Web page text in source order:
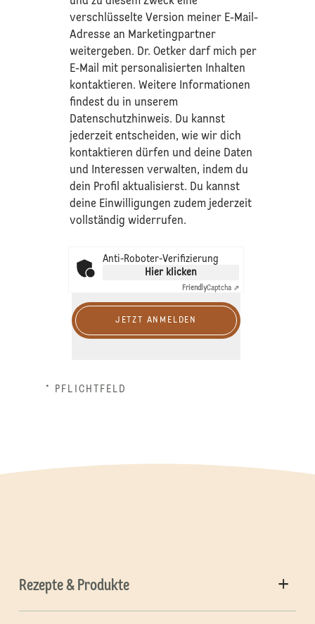
verschlüsselte Version meiner E-Mail-
Adresse an Marketingpartner
weitergeben. Dr. Oetker darf mich per
E-Mail mit personalisierten Inhalten
kontaktieren. Weitere Informationen
findest du in unserem
Datenschutzhinweis. Du kannst
jederzeit entscheiden, wie wir dich
kontaktieren dürfen und deine Daten
und Interessen verwalten, indem du
dein Profil aktualisierst. Du kannst
deine Einwilligungen zudem jederzeit
vollständig widerrufen.
Anti-Roboter-Verifizierung
Hier klicken
FriendlyCaptcha ⇗
JETZT ANMELDEN
* PFLICHTFELD
Rezepte & Produkte